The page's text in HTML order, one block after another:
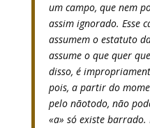
um campo, que nem
assim ignorado. Esse
assumem o estatuto
assume o que quer
disso, é
pois, a partir do
pelo nãotodo, não
«a» só existe barrado.